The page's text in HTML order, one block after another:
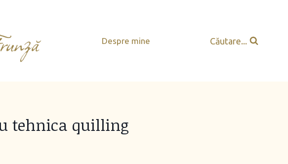
Despre mine Căutare...
tehnica quilling